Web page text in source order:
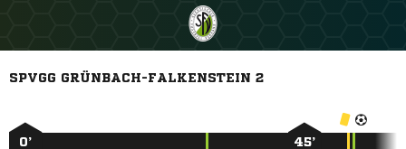
SPVGG GRÜNBACH-FALKENSTEIN 2
0’ 45’